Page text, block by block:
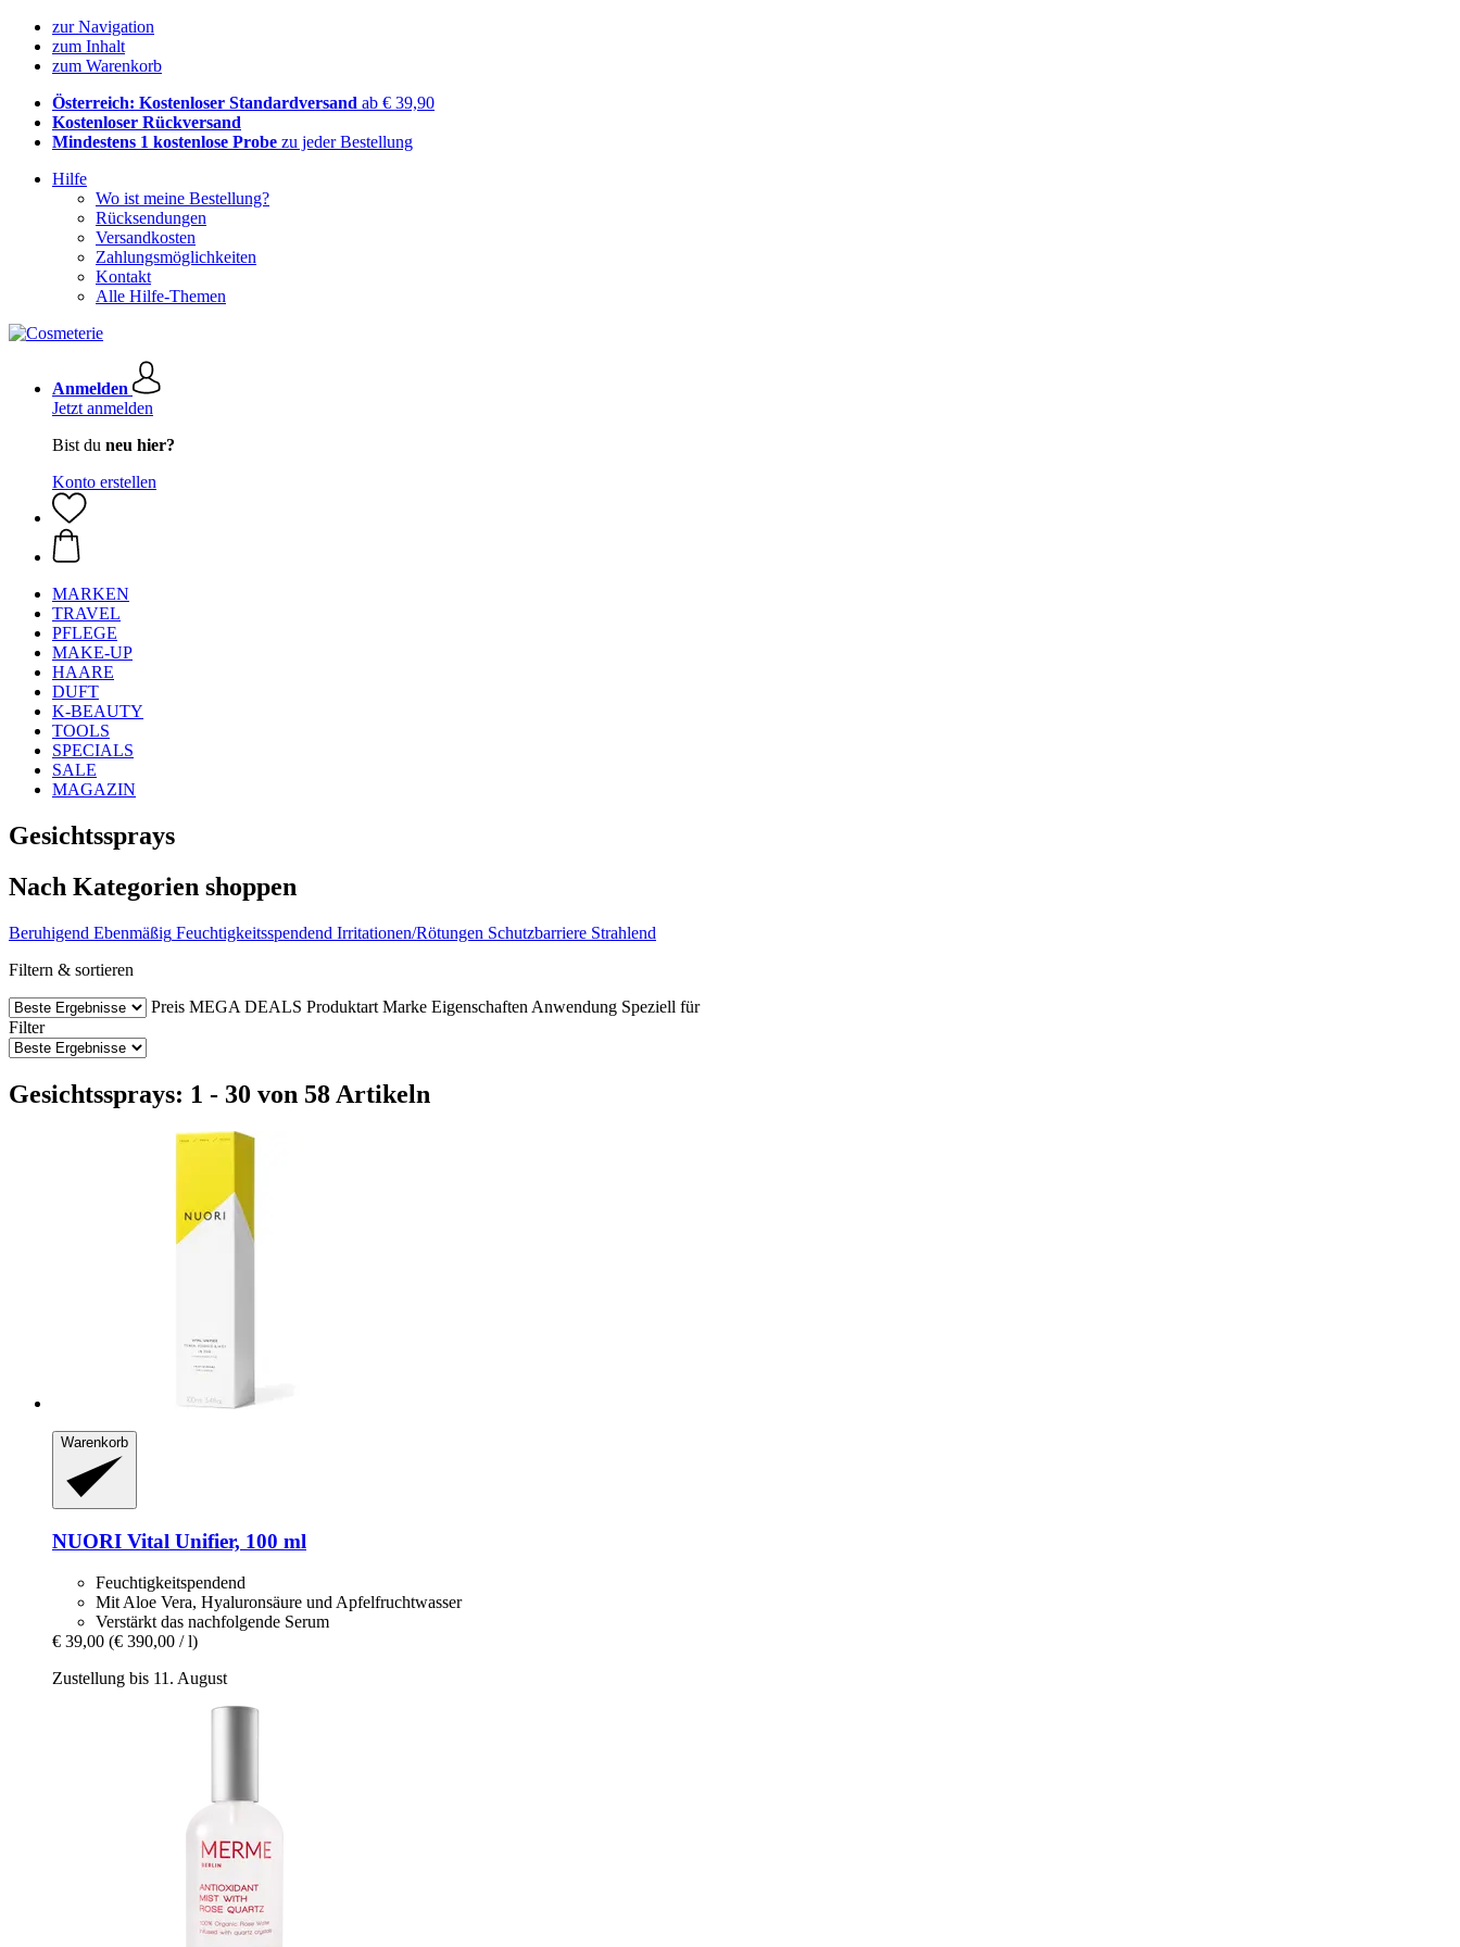
zur Navigation
zum Inhalt
zum Warenkorb
Österreich: Kostenloser Standardversand ab € 39,90
Kostenloser Rückversand
Mindestens 1 kostenlose Probe zu jeder Bestellung
Hilfe
Wo ist meine Bestellung?
Rücksendungen
Versandkosten
Zahlungsmöglichkeiten
Kontakt
Alle Hilfe-Themen
Anmelden
Jetzt anmelden
Bist du neu hier?
Konto erstellen
MARKEN
TRAVEL
PFLEGE
MAKE-UP
HAARE
DUFT
K-BEAUTY
TOOLS
SPECIALS
SALE
MAGAZIN
Gesichtssprays
Nach Kategorien shoppen
Beruhigend Ebenmäßig Feuchtigkeitsspendend Irritationen/Rötungen Schutzbarriere Strahlend
Filtern & sortieren
Preis MEGA DEALS Produktart Marke Eigenschaften Anwendung Speziell für
Filter
Gesichtssprays: 1 - 30 von 58 Artikeln
Warenkorb
NUORI Vital Unifier, 100 ml
Feuchtigkeitspendend
Mit Aloe Vera, Hyaluronsäure und Apfelfruchtwasser
Verstärkt das nachfolgende Serum
€ 39,00 (€ 390,00 / l)
Zustellung bis 11. August